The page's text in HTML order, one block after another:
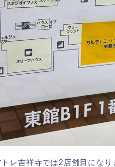
レ吉祥寺では2店舗目になり